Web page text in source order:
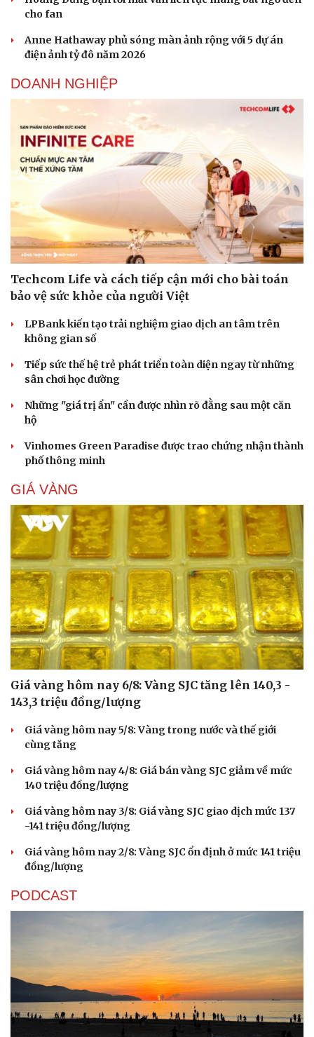
cho fan
Anne Hathaway phủ sóng màn ảnh rộng với 5 dự án
điện ảnh tỷ đô năm 2026
DOANH NGHIỆP
Techcom Life và cách tiếp cận mới cho bài toán
bảo vệ sức khỏe của người Việt
LPBank kiến tạo trải nghiệm giao dịch an tâm trên
không gian số
Tiếp sức thế hệ trẻ phát triển toàn diện ngay từ những
sân chơi học đường
Những "giá trị ẩn" cần được nhìn rõ đằng sau một căn
hộ
Vinhomes Green Paradise được trao chứng nhận thành
phố thông minh
GIÁ VÀNG
Giá vàng hôm nay 6/8: Vàng SJC tăng lên 140,3 -
143,3 triệu đồng/lượng
Giá vàng hôm nay 5/8: Vàng trong nước và thế giới
cùng tăng
Giá vàng hôm nay 4/8: Giá bán vàng SJC giảm về mức
140 triệu đồng/lượng
Giá vàng hôm nay 3/8: Giá vàng SJC giao dịch mức 137
-141 triệu đồng/lượng
Giá vàng hôm nay 2/8: Vàng SJC ổn định ở mức 141 triệu
đồng/lượng
PODCAST